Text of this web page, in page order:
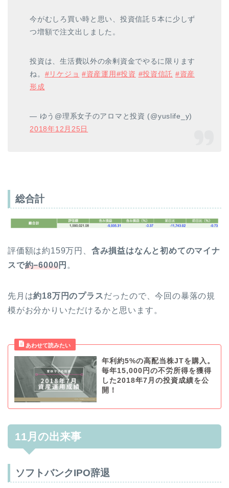
今がむしろ買い時と思い、投資信託５本に少しず
つ増額で注文出しました。
投資は、生活費以外の余剰資金でやるに限ります
ね。 #リケジョ #資産運用#投資 #投資信託 #資産
形成
— ゆう@理系女子のアロマと投資 (@yuslife_y)
2018年12月25日
総合計
評価額は約159万円、 含み損益はなんと初めてのマイナ
スで約−6000円 。
先月は約18万円のプラスだったので、今回の暴落の規
模がお分かりいただけるかと思います。
年利約5%の高配当株JTを購入。
毎年15,000円の不労所得を獲得
した2018年7月の投資成績を公
開！
11月の出来事
ソフトバンクIPO辞退